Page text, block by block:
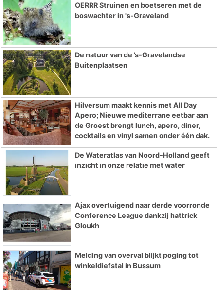
OERRR Struinen en boetseren met de
boswachter in 's-Graveland
De natuur van de ’s-Gravelandse
Buitenplaatsen
Hilversum maakt kennis met All Day
Apero; Nieuwe mediterrane eetbar aan
de Groest brengt lunch, apero, diner,
cocktails en vinyl samen onder één dak.
De Wateratlas van Noord-Holland geeft
inzicht in onze relatie met water
Ajax overtuigend naar derde voorronde
Conference League dankzij hattrick
Gloukh
Melding van overval blijkt poging tot
winkeldiefstal in Bussum